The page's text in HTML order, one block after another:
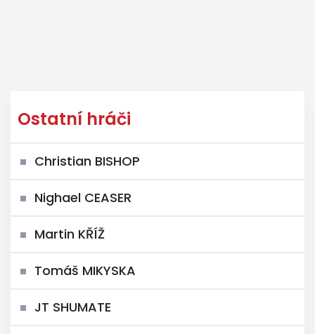
Ostatní hráči
Christian BISHOP
Nighael CEASER
Martin KŘÍŽ
Tomáš MIKYSKA
JT SHUMATE